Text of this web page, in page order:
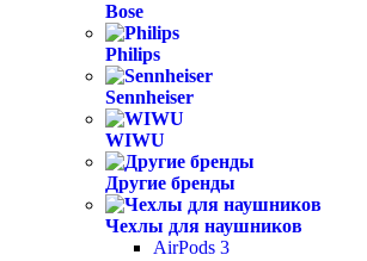
Bose
Philips
Sennheiser
WIWU
Другие бренды
Чехлы для наушников
AirPods 3